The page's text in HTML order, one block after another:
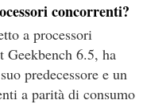
concorrenti?
a processori
6.5, ha
predecessore e un
a parità di consumo